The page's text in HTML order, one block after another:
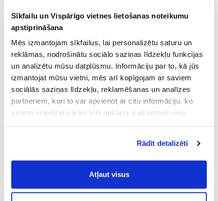
Sīkfailu un Vispārīgo vietnes lietošanas noteikumu
apstiprināšana
Mēs izmantojam sīkfailus, lai personalizētu saturu un
reklāmas, nodrošinātu sociālo saziņas līdzekļu funkcijas
un analizētu mūsu datplūsmu. Informāciju par to, kā jūs
izmantojat mūsu vietni, mēs arī kopīgojam ar saviem
sociālās saziņas līdzekļu, reklamēšanas un analīzes
partneriem, kuri to var apvienot ar citu informāciju, ko
viņiem sniedzat vai ko viņi apkopo, kad lietojat viņu
Vispārīgiem vietnes lietošanas
noteikumiem(saīsināti - VVLN).
Rādīt detalizēti
Atļaut visus